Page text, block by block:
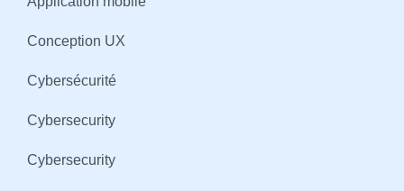
Conception UX
Cybersécurité
Cybersecurity
Cybersecurity